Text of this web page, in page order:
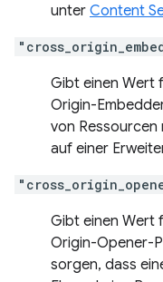
unter Content
Gibt einen Wert
Origin-
von Ressourcen
auf einer
Gibt einen Wert
Origin-Opener-
sorgen, dass